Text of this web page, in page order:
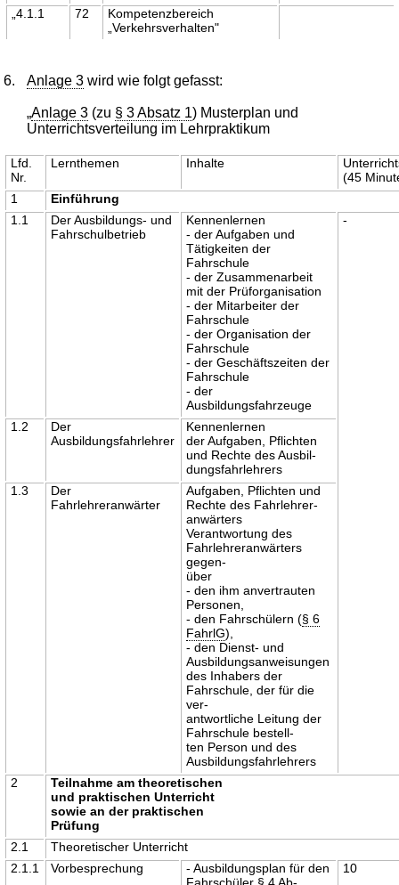
„4.1.1
72
Kompetenzbereich
„Verkehrsverhalten"
6. Anlage 3 wird wie folgt gefasst:
„Anlage 3 (zu § 3 Absatz 1) Musterplan und
Unterrichtsverteilung im Lehrpraktikum
Lfd.
Nr.
Lernthemen Inhalte
(45
1
Einführung
1.1
Der Ausbildungs- und
Fahrschulbetrieb
Kennenlernen
- der Aufgaben und
Tätigkeiten der
Fahrschule
- der Zusammenarbeit
mit der Prüforganisation
- der Mitarbeiter der
Fahrschule
- der Organisation der
Fahrschule
- der Geschäftszeiten der
Fahrschule
- der
Ausbildungsfahrzeuge
-
1.2
Der
Ausbildungsfahrlehrer
Kennenlernen
der Aufgaben, Pflichten
und Rechte des Ausbil-
dungsfahrlehrers
1.3
Der
Fahrlehreranwärter
Aufgaben, Pflichten und
Rechte des Fahrlehrer-
anwärters
Verantwortung des
Fahrlehreranwärters
gegen-
über
- den ihm anvertrauten
Personen,
- den Fahrschülern (§ 6
FahrlG),
- den Dienst- und
Ausbildungsanweisungen
des Inhabers der
Fahrschule, der für die
ver-
antwortliche Leitung der
Fahrschule bestell-
ten Person und des
Ausbildungsfahrlehrers
2
Teilnahme am theoretischen
und praktischen Unterricht
sowie an der praktischen
Prüfung
2.1
Theoretischer Unterricht
2.1.1
Vorbesprechung
- Ausbildungsplan für den
Fahrschüler § 4 Ab-
10